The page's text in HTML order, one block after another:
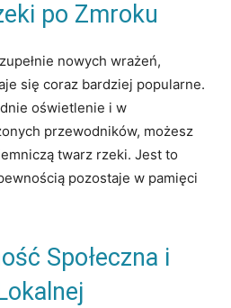
po Zmroku
nowych wrażeń,
się coraz bardziej popularne.
oświetlenie i w
przewodników, możesz
twarz rzeki. Jest to
pozostaje w pamięci
Społeczna i